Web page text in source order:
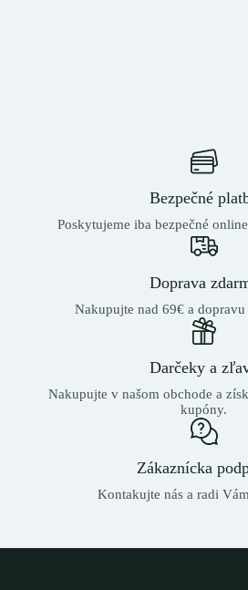
Bezpečné
Poskytujeme iba bezpečné
Doprava
Nakupujte nad 69€ a dopravu
Darčeky a
Nakupujte v našom obchode a
kupóny.
Zákaznícka
Kontakujte nás a radi